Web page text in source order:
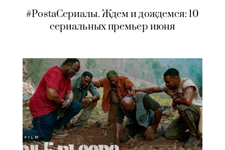
#PostaСериалы. Ждем и дождемся: 10
сериальных премьер июня